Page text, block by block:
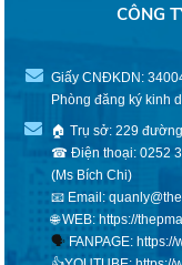
CÔNG
Giấy CNĐKDN:
Phòng đăng ký kinh
🏠 Trụ sở: 229
☎ Điện thoại: 0252
(Ms Bích Chi)
📧 Email:
🌐 WEB:https://
🗣 FANPAGE:https://